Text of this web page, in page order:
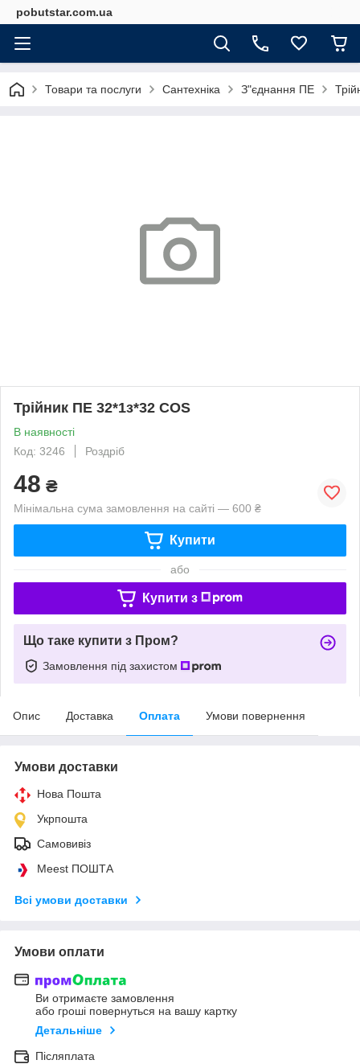
pobutstar.com.ua
Товари та послуги Сантехніка З"єднання ПЕ
Трійник ПЕ 32*1з*32 COS
В наявності
Код: 3246
Роздріб
48 ₴
Мінімальна сума замовлення на сайті — 600 ₴
Купити
або
Купити з
Що таке купити з Пром?
Замовлення під захистом
Опис Доставка Оплата Умови повернення
Умови доставки
Нова Пошта
Укрпошта
Самовивіз
Meest ПОШТА
Всі умови доставки
Умови оплати
Ви отримаєте замовлення
або гроші повернуться на вашу картку
Детальніше
Післяплата